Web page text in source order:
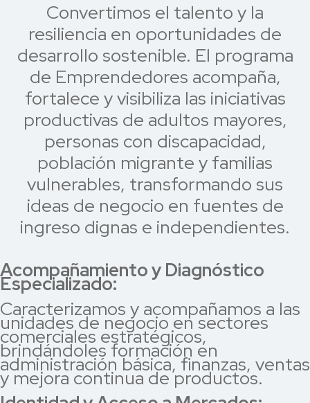
Convertimos el talento y la
resiliencia en oportunidades de
desarrollo sostenible. El programa
de Emprendedores acompaña,
fortalece y visibiliza las iniciativas
productivas de adultos mayores,
personas con discapacidad,
población migrante y familias
vulnerables, transformando sus
ideas de negocio en fuentes de
ingreso dignas e independientes.
Acompañamiento y Diagnóstico
Especializado:
Caracterizamos y acompañamos a las
unidades de negocio en sectores
comerciales estratégicos,
brindándoles formación en
administración básica, finanzas, ventas
y mejora continua de productos.